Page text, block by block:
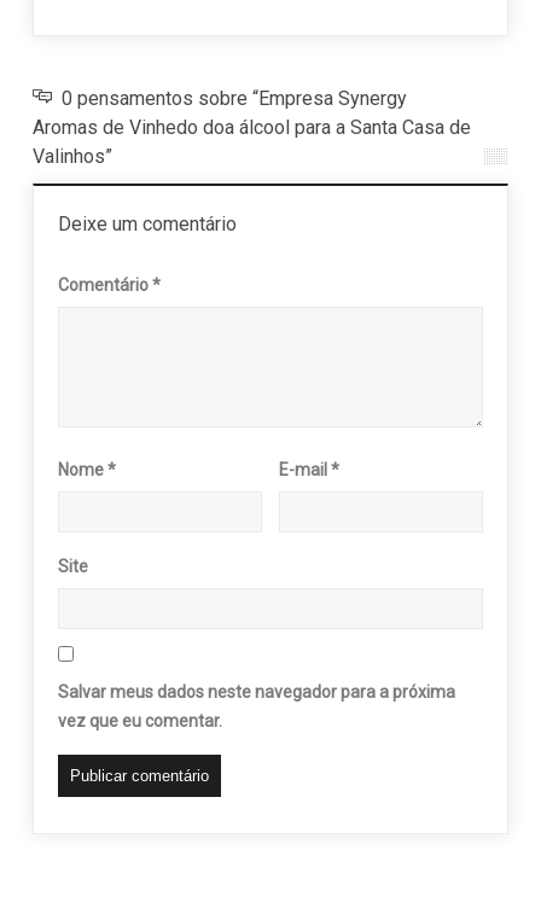
0 pensamentos sobre “Empresa Synergy
Aromas de Vinhedo doa álcool para a Santa Casa de
Valinhos”
Deixe um comentário
Comentário*
Nome* E-mail*
Site
Salvar meus dados neste navegador para a próxima
vez que eu comentar.